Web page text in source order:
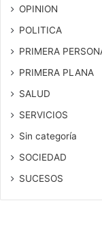
OPINION
POLITICA
PRIMERA
PRIMERA PLANA
SALUD
SERVICIOS
Sin categoría
SOCIEDAD
SUCESOS